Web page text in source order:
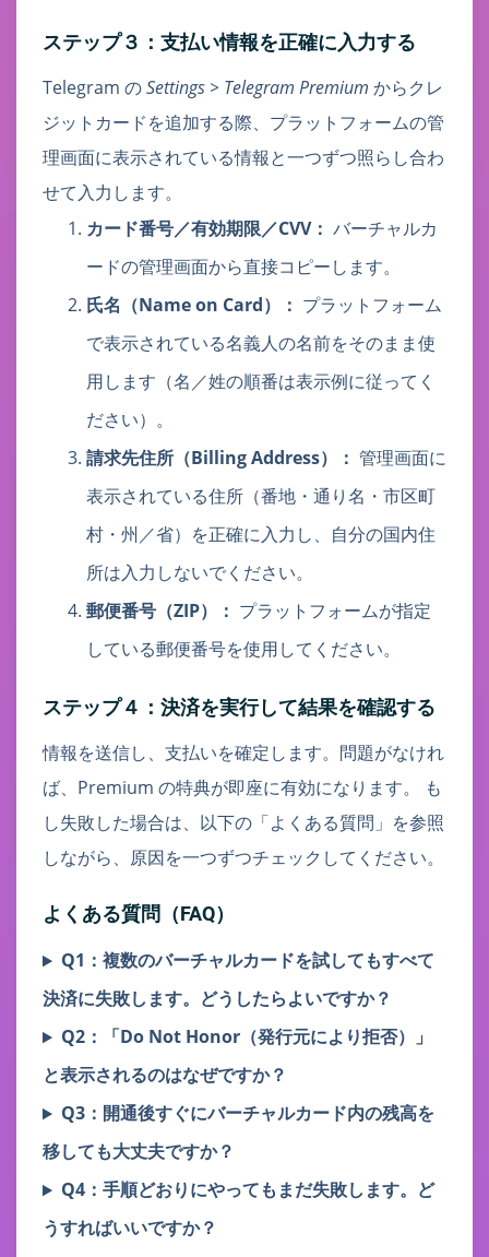
ステップ３：支払い情報を正確に入力する
Telegram のSettings > Telegram Premium からクレ
ジットカードを追加する際、プラットフォームの管
理画面に表示されている情報と一つずつ照らし合わ
せて入力します。
カード番号／有効期限／CVV： バーチャルカ
ードの管理画面から直接コピーします。
氏名（Name on Card）： プラットフォーム
で表示されている名義人の名前をそのまま使
用します（名／姓の順番は表示例に従ってく
ださい）。
請求先住所（Billing Address）： 管理画面に
表示されている住所（番地・通り名・市区町
村・州／省）を正確に入力し、自分の国内住
所は入力しないでください。
郵便番号（ZIP）： プラットフォームが指定
している郵便番号を使用してください。
ステップ４：決済を実行して結果を確認する
情報を送信し、支払いを確定します。問題がなけれ
ば、Premium の特典が即座に有効になります。 も
し失敗した場合は、以下の「よくある質問」を参照
しながら、原因を一つずつチェックしてください。
よくある質問（FAQ）
Q1：複数のバーチャルカードを試してもすべて
決済に失敗します。どうしたらよいですか？
Q2：「Do Not Honor（発行元により拒否）」
と表示されるのはなぜですか？
Q3：開通後すぐにバーチャルカード内の残高を
移しても大丈夫ですか？
Q4：手順どおりにやってもまだ失敗します。ど
うすればいいですか？